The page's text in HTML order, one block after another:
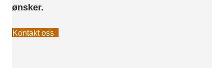
ønsker.
Kontakt oss